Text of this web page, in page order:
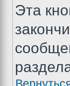
Эта